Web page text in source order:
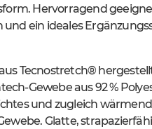
Hervorragend
ein ideales
aus Tecnostretch®
Gewebe aus 92 %
und zugleich
Glatte,